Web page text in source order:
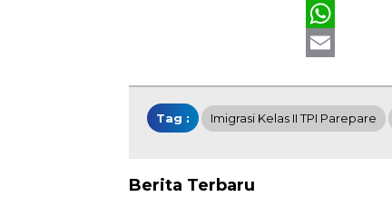
X
WhatsApp
Tag : Imigrasi Kelas II TPI Parepare
Berita Terbaru